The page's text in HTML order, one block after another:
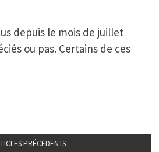
depuis le mois de juillet
ou pas. Certains de ces
PRÉCÉDENTS